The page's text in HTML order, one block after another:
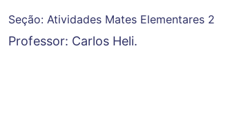
Seção: Atividades Mates Elementares 2
Professor: Carlos Heli.